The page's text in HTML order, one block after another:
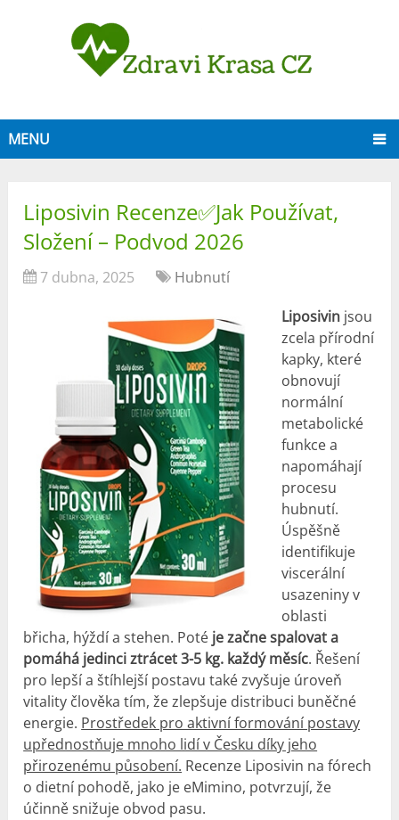
MENU
Liposivin Recenze✅Jak Používat,
Složení – Podvod 2026
7 dubna, 2025
Hubnutí
Liposivin jsou
zcela přírodní
kapky, které
obnovují
normální
metabolické
funkce a
napomáhají
procesu
hubnutí.
Úspěšně
identifikuje
viscerální
usazeniny v
oblasti
břicha, hýždí a stehen. Poté je začne spalovat a
pomáhá jedinci ztrácet 3-5 kg. každý měsíc. Řešení
pro lepší a štíhlejší postavu také zvyšuje úroveň
vitality člověka tím, že zlepšuje distribuci buněčné
energie. Prostředek pro aktivní formování postavy
upřednostňuje mnoho lidí v Česku díky jeho
přirozenému působení. Recenze Liposivin na fórech
o dietní pohodě, jako je eMimino, potvrzují, že
účinně snižuje obvod pasu.